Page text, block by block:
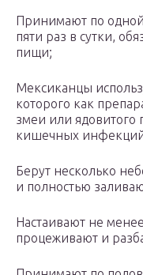
Принимают по
пяти раз в сутки,
пищи;
Мексиканцы
которого как
змеи или ядовитого
кишечных инфекций
Берут несколько
и полностью
Настаивают не
процеживают и